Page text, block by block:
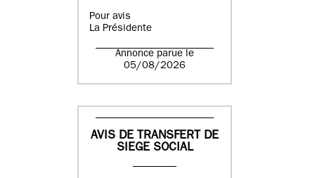
Pour avis
La Présidente
Annonce parue le
05/08/2026
AVIS DE TRANSFERT DE
SIEGE SOCIAL